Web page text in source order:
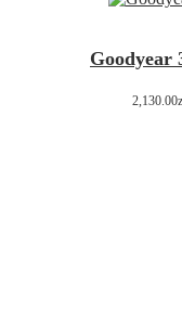
Goodyear
2,130.00